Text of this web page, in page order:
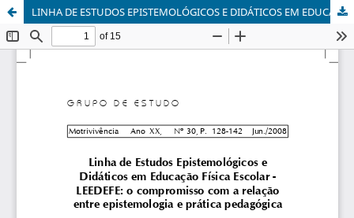
LINHA DE ESTUDOS EPISTEMOLÓGICOS E DIDÁTICOS EM EDUCAÇÃO FÍSICA ESCOLAR - LEEDEFE: o compromisso com a relação entre epistomologia e prática pedagógica